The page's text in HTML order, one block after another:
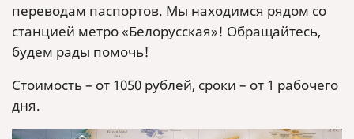
переводам паспортов. Мы находимся рядом со
станцией метро «Белорусская»! Обращайтесь,
будем рады помочь!
Стоимость – от 1050 рублей, сроки – от 1 рабочего
дня.